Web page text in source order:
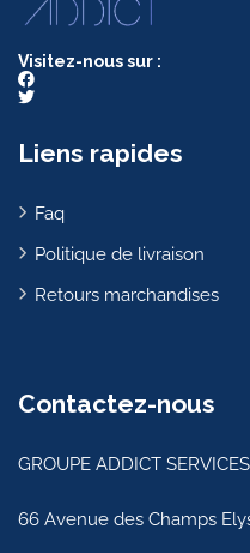
Visitez-nous sur :
Liens rapides
Faq
Politique de livraison
Retours marchandises
Contactez-nous
GROUPE ADDICT SERVICES
66 Avenue des Champs